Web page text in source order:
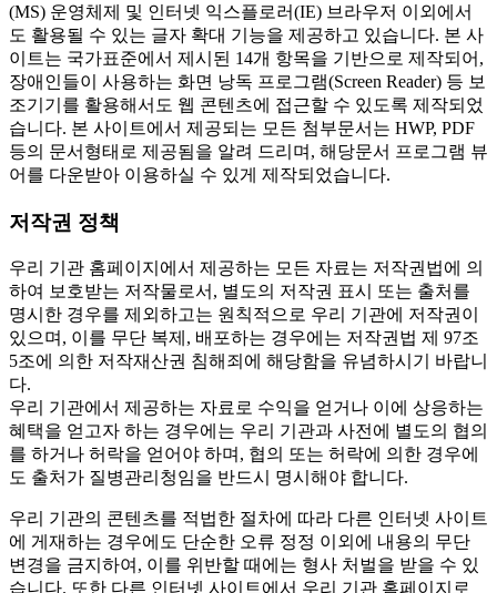
(MS) 운영체제 및 인터넷 익스플로러(IE) 브라우저 이외에서
도 활용될 수 있는 글자 확대 기능을 제공하고 있습니다. 본 사
이트는 국가표준에서 제시된 14개 항목을 기반으로 제작되어,
장애인들이 사용하는 화면 낭독 프로그램(Screen Reader) 등 보
조기기를 활용해서도 웹 콘텐츠에 접근할 수 있도록 제작되었
습니다. 본 사이트에서 제공되는 모든 첨부문서는 HWP, PDF
등의 문서형태로 제공됨을 알려 드리며, 해당문서 프로그램 뷰
어를 다운받아 이용하실 수 있게 제작되었습니다.
저작권 정책
우리 기관 홈페이지에서 제공하는 모든 자료는 저작권법에 의
하여 보호받는 저작물로서, 별도의 저작권 표시 또는 출처를
명시한 경우를 제외하고는 원칙적으로 우리 기관에 저작권이
있으며, 이를 무단 복제, 배포하는 경우에는 저작권법 제 97조
5조에 의한 저작재산권 침해죄에 해당함을 유념하시기 바랍니
다.
우리 기관에서 제공하는 자료로 수익을 얻거나 이에 상응하는
혜택을 얻고자 하는 경우에는 우리 기관과 사전에 별도의 협의
를 하거나 허락을 얻어야 하며, 협의 또는 허락에 의한 경우에
도 출처가 질병관리청임을 반드시 명시해야 합니다.
우리 기관의 콘텐츠를 적법한 절차에 따라 다른 인터넷 사이트
에 게재하는 경우에도 단순한 오류 정정 이외에 내용의 무단
변경을 금지하여, 이를 위반할 때에는 형사 처벌을 받을 수 있
습니다. 또한 다른 인터넷 사이트에서 우리 기관 홈페이지로